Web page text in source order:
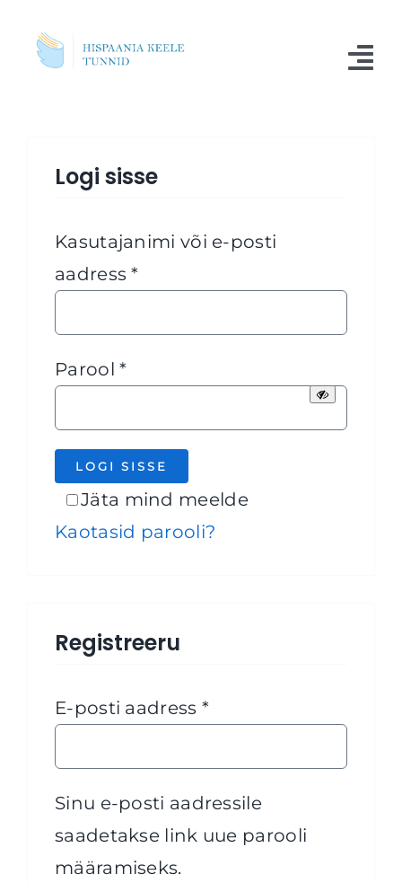
Logi sisse
Kasutajanimi või e-posti
aadress*
Parool*
Jäta mind meelde
LOGI SISSE
Kaotasid parooli?
Registreeru
E-posti aadress *
Sinu e-posti aadressile
saadetakse link uue parooli
määramiseks.